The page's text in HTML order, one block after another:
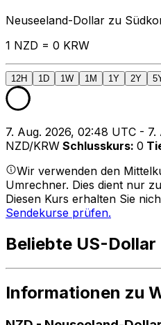
Neuseeland-Dollar zu
1 NZD = 0 KRW
12H 1D 1W 1M 1Y 2Y
7. Aug. 2026, 02:48 UTC -
NZD/KRW Schlusskurs: 0
Wir verwenden den
Umrechner. Dies dient nur
Diesen Kurs erhalten Sie
Sendekurse prüfen.
Beliebte US-Dollar
Informationen zu